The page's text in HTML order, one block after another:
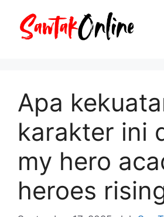
Apa
karakter ini
my hero
heroes